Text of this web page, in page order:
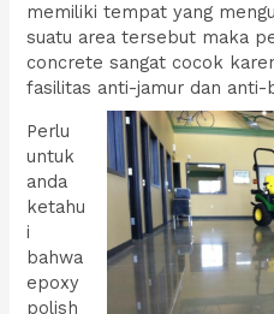
memiliki tempat yang
suatu area tersebut maka
concrete sangat cocok
fasilitas anti-jamur dan anti-
Perlu
untuk
anda
ketahu
i
bahwa
epoxy
polish